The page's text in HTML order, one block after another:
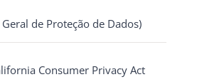
Geral de Proteção de Dados)
Consumer Privacy Act